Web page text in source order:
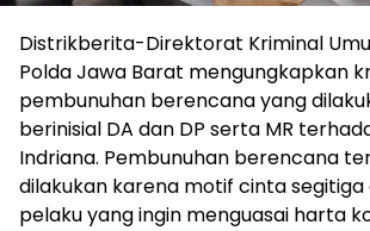
Distrikberita-Direktorat Kriminal
Polda Jawa Barat mengungkapkan
pembunuhan berencana yang
berinisial DA dan DP serta MR
Indriana. Pembunuhan berencana
dilakukan karena motif cinta
pelaku yang ingin menguasai harta